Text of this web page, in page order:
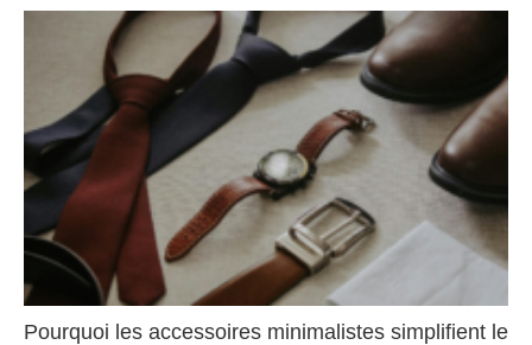
Pourquoi les accessoires minimalistes simplifient le